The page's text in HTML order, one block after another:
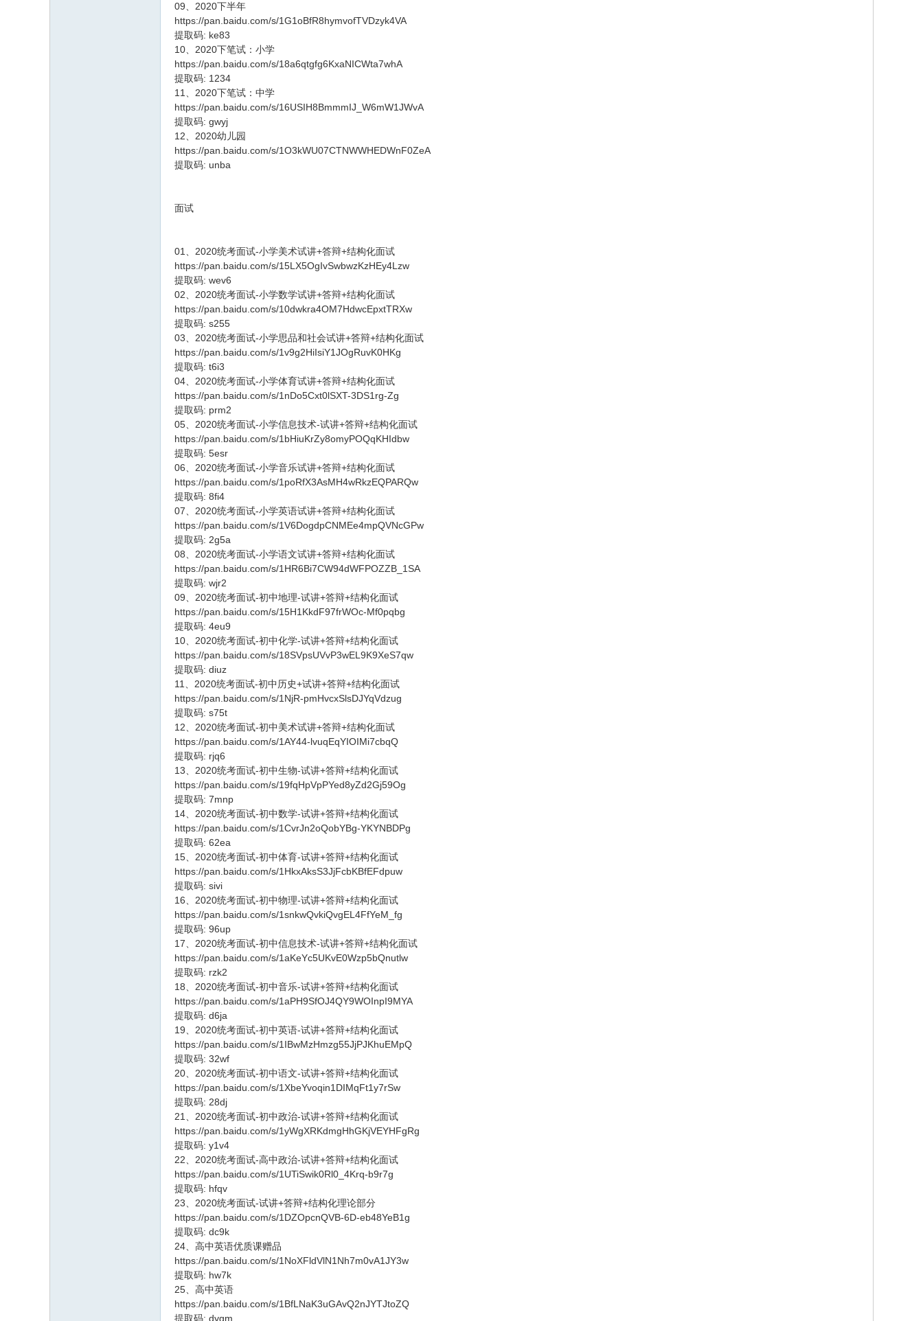
09、2020下半年
https://pan.baidu.com/s/1G1oBfR8hymvofTVDzyk4VA
提取码: ke83
10、2020下笔试：小学
https://pan.baidu.com/s/18a6qtgfg6KxaNICWta7whA
提取码: 1234
11、2020下笔试：中学
https://pan.baidu.com/s/16USIH8BmmmIJ_W6mW1JWvA
提取码: gwyj
12、2020幼儿园
https://pan.baidu.com/s/1O3kWU07CTNWWHEDWnF0ZeA
提取码: unba
面试
01、2020统考面试-小学美术试讲+答辩+结构化面试
https://pan.baidu.com/s/15LX5OgIvSwbwzKzHEy4Lzw
提取码: wev6
02、2020统考面试-小学数学试讲+答辩+结构化面试
https://pan.baidu.com/s/10dwkra4OM7HdwcEpxtTRXw
提取码: s255
03、2020统考面试-小学思品和社会试讲+答辩+结构化面试
https://pan.baidu.com/s/1v9g2HiIsiY1JOgRuvK0HKg
提取码: t6i3
04、2020统考面试-小学体育试讲+答辩+结构化面试
https://pan.baidu.com/s/1nDo5Cxt0lSXT-3DS1rg-Zg
提取码: prm2
05、2020统考面试-小学信息技术-试讲+答辩+结构化面试
https://pan.baidu.com/s/1bHiuKrZy8omyPOQqKHIdbw
提取码: 5esr
06、2020统考面试-小学音乐试讲+答辩+结构化面试
https://pan.baidu.com/s/1poRfX3AsMH4wRkzEQPARQw
提取码: 8fi4
07、2020统考面试-小学英语试讲+答辩+结构化面试
https://pan.baidu.com/s/1V6DogdpCNMEe4mpQVNcGPw
提取码: 2g5a
08、2020统考面试-小学语文试讲+答辩+结构化面试
https://pan.baidu.com/s/1HR6Bi7CW94dWFPOZZB_1SA
提取码: wjr2
09、2020统考面试-初中地理-试讲+答辩+结构化面试
https://pan.baidu.com/s/15H1KkdF97frWOc-Mf0pqbg
提取码: 4eu9
10、2020统考面试-初中化学-试讲+答辩+结构化面试
https://pan.baidu.com/s/18SVpsUVvP3wEL9K9XeS7qw
提取码: diuz
11、2020统考面试-初中历史+试讲+答辩+结构化面试
https://pan.baidu.com/s/1NjR-pmHvcxSlsDJYqVdzug
提取码: s75t
12、2020统考面试-初中美术试讲+答辩+结构化面试
https://pan.baidu.com/s/1AY44-lvuqEqYIOIMi7cbqQ
提取码: rjq6
13、2020统考面试-初中生物-试讲+答辩+结构化面试
https://pan.baidu.com/s/19fqHpVpPYed8yZd2Gj59Og
提取码: 7mnp
14、2020统考面试-初中数学-试讲+答辩+结构化面试
https://pan.baidu.com/s/1CvrJn2oQobYBg-YKYNBDPg
提取码: 62ea
15、2020统考面试-初中体育-试讲+答辩+结构化面试
https://pan.baidu.com/s/1HkxAksS3JjFcbKBfEFdpuw
提取码: sivi
16、2020统考面试-初中物理-试讲+答辩+结构化面试
https://pan.baidu.com/s/1snkwQvkiQvgEL4FfYeM_fg
提取码: 96up
17、2020统考面试-初中信息技术-试讲+答辩+结构化面试
https://pan.baidu.com/s/1aKeYc5UKvE0Wzp5bQnutlw
提取码: rzk2
18、2020统考面试-初中音乐-试讲+答辩+结构化面试
https://pan.baidu.com/s/1aPH9SfOJ4QY9WOInpI9MYA
提取码: d6ja
19、2020统考面试-初中英语-试讲+答辩+结构化面试
https://pan.baidu.com/s/1IBwMzHmzg55JjPJKhuEMpQ
提取码: 32wf
20、2020统考面试-初中语文-试讲+答辩+结构化面试
https://pan.baidu.com/s/1XbeYvoqin1DIMqFt1y7rSw
提取码: 28dj
21、2020统考面试-初中政治-试讲+答辩+结构化面试
https://pan.baidu.com/s/1yWgXRKdmgHhGKjVEYHFgRg
提取码: y1v4
22、2020统考面试-高中政治-试讲+答辩+结构化面试
https://pan.baidu.com/s/1UTiSwik0Rl0_4Krq-b9r7g
提取码: hfqv
23、2020统考面试-试讲+答辩+结构化理论部分
https://pan.baidu.com/s/1DZOpcnQVB-6D-eb48YeB1g
提取码: dc9k
24、高中英语优质课赠品
https://pan.baidu.com/s/1NoXFldVlN1Nh7m0vA1JY3w
提取码: hw7k
25、高中英语
https://pan.baidu.com/s/1BfLNaK3uGAvQ2nJYTJtoZQ
提取码: dygm